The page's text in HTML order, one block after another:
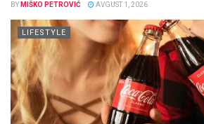
BY MIŠKO PETROVIĆ AVGUST 1, 2026
LIFESTYLE